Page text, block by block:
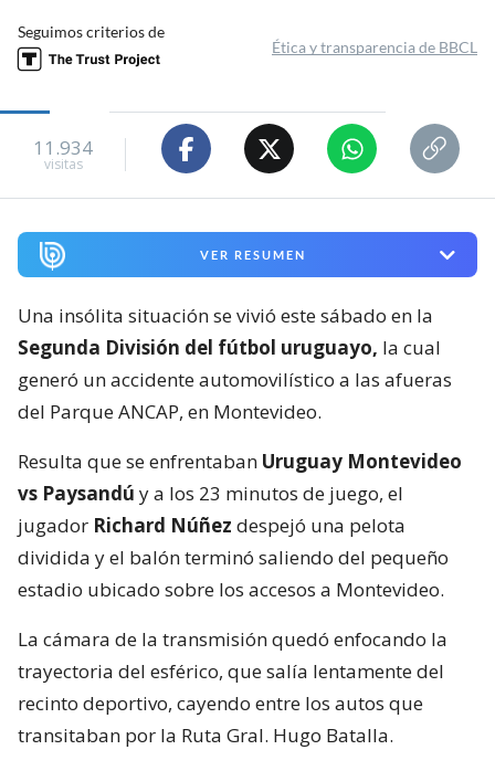
Seguimos criterios de
Ética y transparencia de BBCL
11.934
visitas
VER RESUMEN
Una insólita situación se vivió este sábado en la
Segunda División del fútbol uruguayo, la cual
generó un accidente automovilístico a las afueras
del Parque ANCAP, en Montevideo.
Resulta que se enfrentaban Uruguay Montevideo
vs Paysandú y a los 23 minutos de juego, el
jugador Richard Núñez despejó una pelota
dividida y el balón terminó saliendo del pequeño
estadio ubicado sobre los accesos a Montevideo.
La cámara de la transmisión quedó enfocando la
trayectoria del esférico, que salía lentamente del
recinto deportivo, cayendo entre los autos que
transitaban por la Ruta Gral. Hugo Batalla.